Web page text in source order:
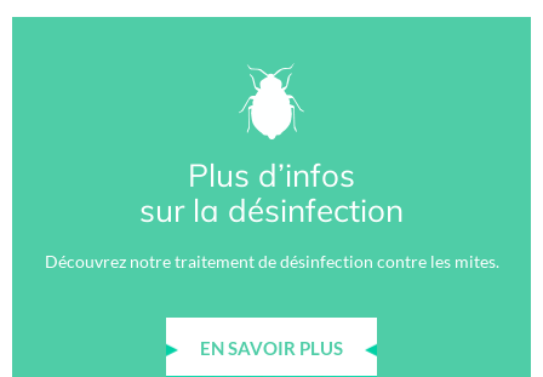
Plus d’infos
sur la désinfection
Découvrez notre traitement de désinfection contre les mites.
EN SAVOIR PLUS